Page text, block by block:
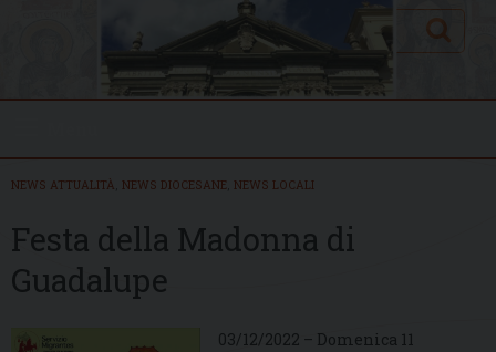
Search
NEWS ATTUALITÀ NEWS DIOCESANE NEWS LOCALI
Festa della Madonna di
Guadalupe
03/12/2022 – Domenica 11